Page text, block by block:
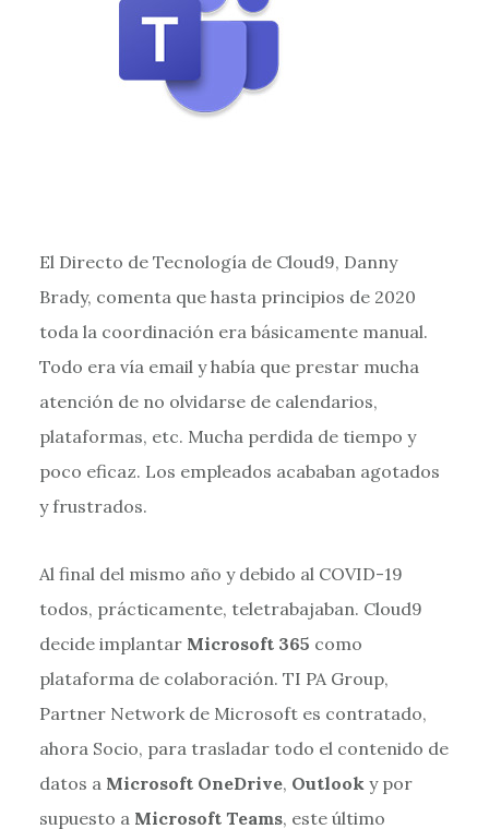
El Directo de Tecnología de Cloud9, Danny
Brady, comenta que hasta principios de 2020
toda la coordinación era básicamente manual.
Todo era vía email y había que prestar mucha
atención de no olvidarse de calendarios,
plataformas, etc. Mucha perdida de tiempo y
poco eficaz. Los empleados acababan agotados
y frustrados.
Al final del mismo año y debido al COVID-19
todos, prácticamente, teletrabajaban. Cloud9
decide implantar Microsoft 365 como
plataforma de colaboración. TI PA Group,
Partner Network de Microsoft es contratado,
ahora Socio, para trasladar todo el contenido de
datos a Microsoft OneDrive, Outlook y por
supuesto a Microsoft Teams, este último